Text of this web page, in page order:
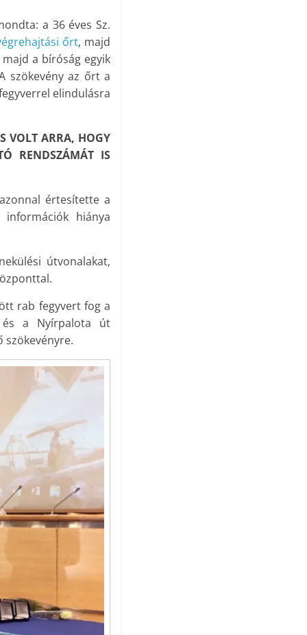
a 36 éves Sz.
őrt, majd
majd a bíróság egyik
szökevény az őrt a
elindulásra
VOLT ARRA, HOGY
RENDSZÁMÁT IS
értesítette a
hiánya
útvonalakat,
rab fegyvert fog a
a Nyírpalota út
szökevényre.